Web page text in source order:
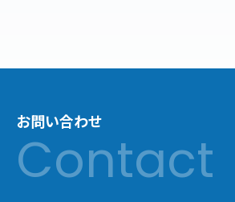
お問い合わせ